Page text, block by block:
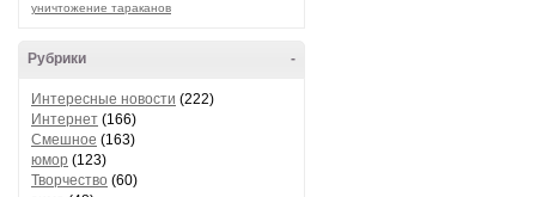
уничтожение тараканов
-
Рубрики
Интересные новости (222)
Интернет (166)
Смешное (163)
юмор (123)
Творчество (60)